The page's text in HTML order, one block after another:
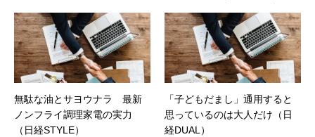
無駄な油とサヨウナラ 最新
ノンフライ調理家電の実力
（日経STYLE）
「子どもだまし」通用すると
思っているのは大人だけ（日
経DUAL）